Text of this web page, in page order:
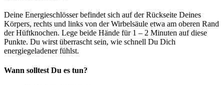
Deine Energieschlösser befindet sich auf der Rückseite Deines
Körpers, rechts und links von der Wirbelsäule etwa am oberen Rand
der Hüftknochen. Lege beide Hände für 1 – 2 Minuten auf diese
Punkte. Du wirst überrascht sein, wie schnell Du Dich
energiegeladener fühlst.
Wann solltest Du es tun?